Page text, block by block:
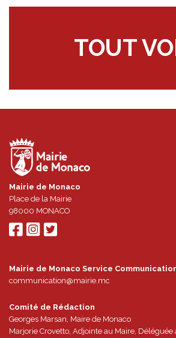
TOUT
Mairie de Monaco
Place de la Mairie
98000 MONACO
Mairie de Monaco Service
communication@mairie.mc
Comité de Rédaction
Georges Marsan, Maire de Monaco
Marjorie Crovetto, Adjointe au Maire,